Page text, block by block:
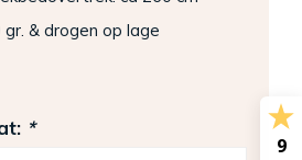
& drogen op lage
*
9